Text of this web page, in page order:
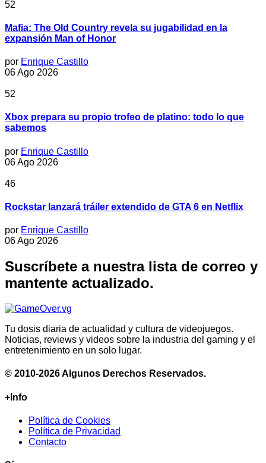
52
Mafia: The Old Country revela su jugabilidad en la
expansión Man of Honor
por Enrique Castillo
06 Ago 2026
52
Xbox prepara su propio trofeo de platino: todo lo que
sabemos
por Enrique Castillo
06 Ago 2026
46
Rockstar lanzará tráiler extendido de GTA 6 en Netflix
por Enrique Castillo
06 Ago 2026
Suscríbete a nuestra lista de correo y
mantente actualizado.
Tu dosis diaria de actualidad y cultura de videojuegos.
Noticias, reviews y videos sobre la industria del gaming y el
entretenimiento en un solo lugar.
© 2010-2026 Algunos Derechos Reservados.
+Info
Política de Cookies
Política de Privacidad
Contacto